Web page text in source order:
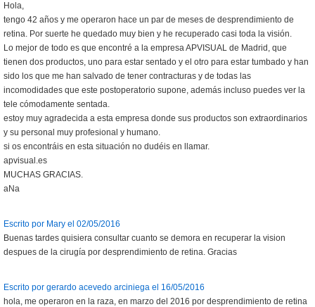
Hola,
tengo 42 años y me operaron hace un par de meses de desprendimiento de
retina. Por suerte he quedado muy bien y he recuperado casi toda la visión.
Lo mejor de todo es que encontré a la empresa APVISUAL de Madrid, que
tienen dos productos, uno para estar sentado y el otro para estar tumbado y han
sido los que me han salvado de tener contracturas y de todas las
incomodidades que este postoperatorio supone, además incluso puedes ver la
tele cómodamente sentada.
estoy muy agradecida a esta empresa donde sus productos son extraordinarios
y su personal muy profesional y humano.
si os encontráis en esta situación no dudéis en llamar.
apvisual.es
MUCHAS GRACIAS.
aNa
Escrito por Mary el 02/05/2016
Buenas tardes quisiera consultar cuanto se demora en recuperar la vision
despues de la cirugía por desprendimiento de retina. Gracias
Escrito por gerardo acevedo arciniega el 16/05/2016
hola, me operaron en la raza, en marzo del 2016 por desprendimiento de retina